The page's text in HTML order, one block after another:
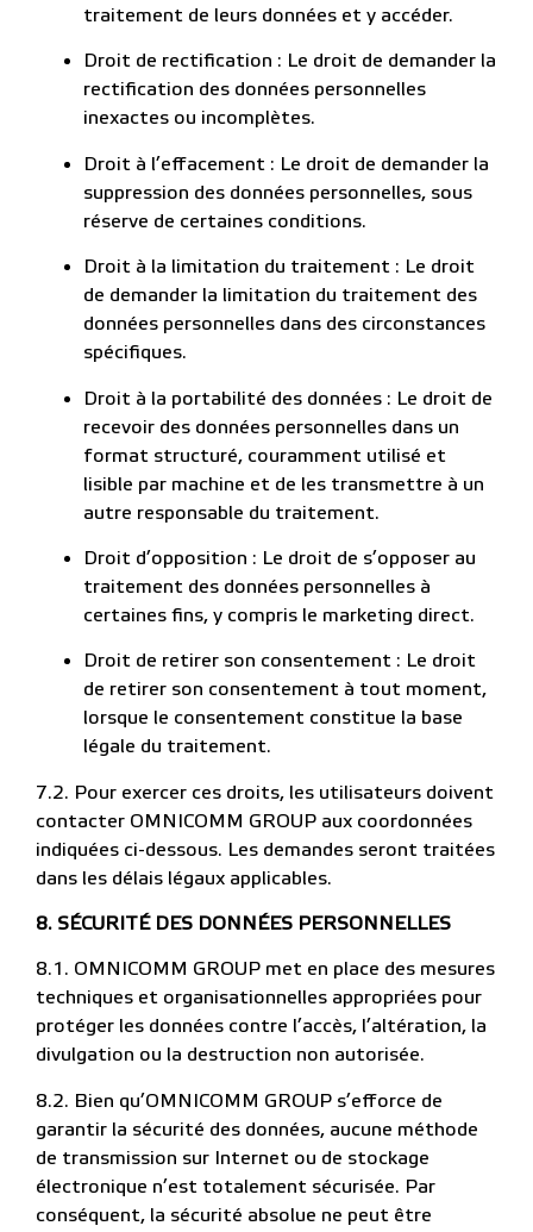
traitement de leurs données et y accéder.
Droit de rectification : Le droit de demander la
rectification des données personnelles
inexactes ou incomplètes.
Droit à l’effacement : Le droit de demander la
suppression des données personnelles, sous
réserve de certaines conditions.
Droit à la limitation du traitement : Le droit
de demander la limitation du traitement des
données personnelles dans des circonstances
spécifiques.
Droit à la portabilité des données : Le droit de
recevoir des données personnelles dans un
format structuré, couramment utilisé et
lisible par machine et de les transmettre à un
autre responsable du traitement.
Droit d’opposition : Le droit de s’opposer au
traitement des données personnelles à
certaines fins, y compris le marketing direct.
Droit de retirer son consentement : Le droit
de retirer son consentement à tout moment,
lorsque le consentement constitue la base
légale du traitement.
7.2. Pour exercer ces droits, les utilisateurs doivent
contacter OMNICOMM GROUP aux coordonnées
indiquées ci-dessous. Les demandes seront traitées
dans les délais légaux applicables.
8. SÉCURITÉ DES DONNÉES PERSONNELLES
8.1. OMNICOMM GROUP met en place des mesures
techniques et organisationnelles appropriées pour
protéger les données contre l’accès, l’altération, la
divulgation ou la destruction non autorisée.
8.2. Bien qu’OMNICOMM GROUP s’efforce de
garantir la sécurité des données, aucune méthode
de transmission sur Internet ou de stockage
électronique n’est totalement sécurisée. Par
conséquent, la sécurité absolue ne peut être